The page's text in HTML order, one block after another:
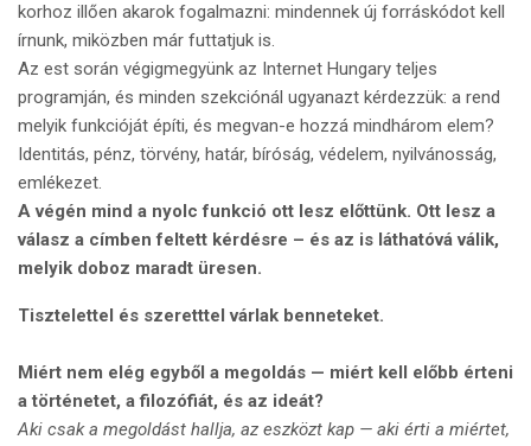
korhoz illően akarok fogalmazni: mindennek új forráskódot kell
írnunk, miközben már futtatjuk is.
Az est során végigmegyünk az Internet Hungary teljes
programján, és minden szekciónál ugyanazt kérdezzük: a rend
melyik funkcióját építi, és megvan-e hozzá mindhárom elem?
Identitás, pénz, törvény, határ, bíróság, védelem, nyilvánosság,
emlékezet.
A végén mind a nyolc funkció ott lesz előttünk. Ott lesz a
válasz a címben feltett kérdésre – és az is láthatóvá válik,
melyik doboz maradt üresen.
Tisztelettel és szeretttel várlak benneteket.
Miért nem elég egyből a megoldás — miért kell előbb érteni
a történetet, a filozófiát, és az ideát?
Aki csak a megoldást hallja, az eszközt kap — aki érti a miértet,